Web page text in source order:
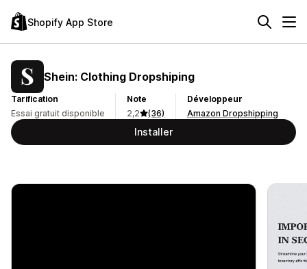
Shopify App Store
Shein: Clothing Dropshiping
Tarification
Essai gratuit disponible
Note
2,2
(36)
Développeur
Amazon Dropshipping
Installer